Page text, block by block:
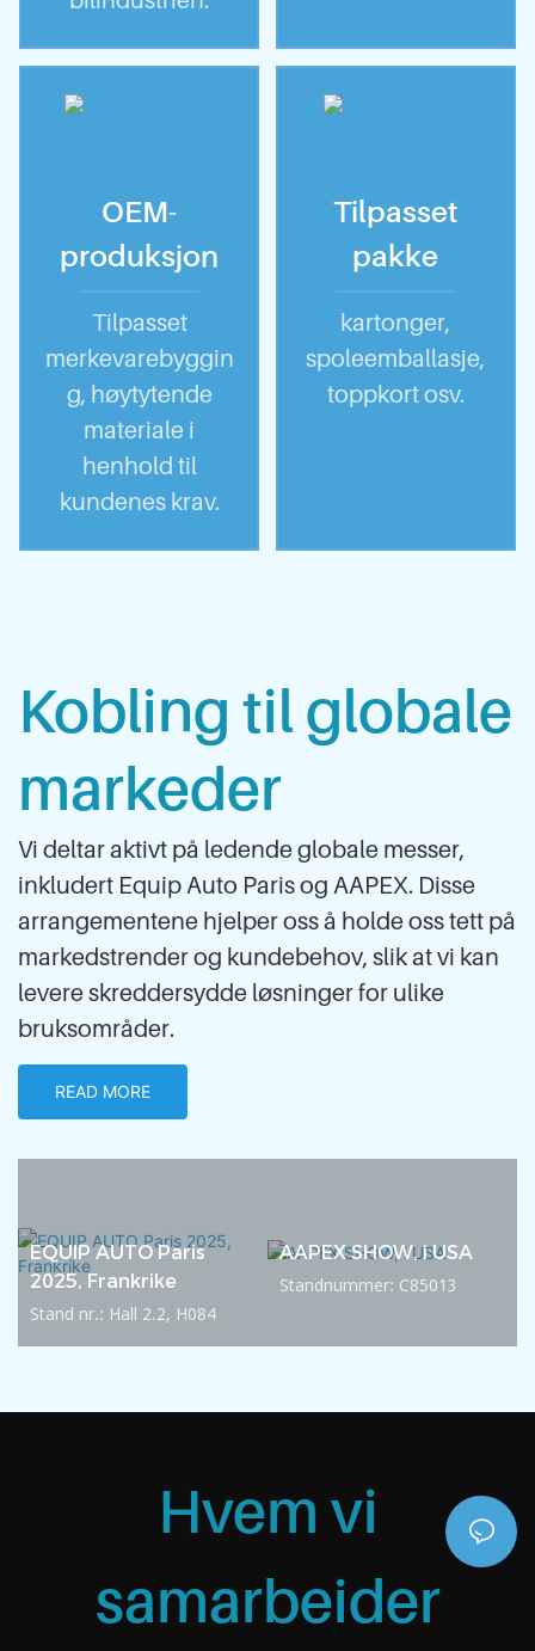
OEM-
produksjon
Tilpasset
merkevarebyggin
g, høytytende
materiale i
henhold til
kundenes krav.
Tilpasset
pakke
kartonger,
spoleemballasje,
toppkort osv.
Kobling til globale
markeder
Vi deltar aktivt på ledende globale messer,
inkludert Equip Auto Paris og AAPEX. Disse
arrangementene hjelper oss å holde oss tett på
markedstrender og kundebehov, slik at vi kan
levere skreddersydde løsninger for ulike
bruksområder.
READ MORE
EQUIP AUTO Paris
2025, Frankrike
Stand nr.: Hall 2.2, H084
AAPEX SHOW, i USA
Standnummer: C85013
Hvem vi
samarbeider